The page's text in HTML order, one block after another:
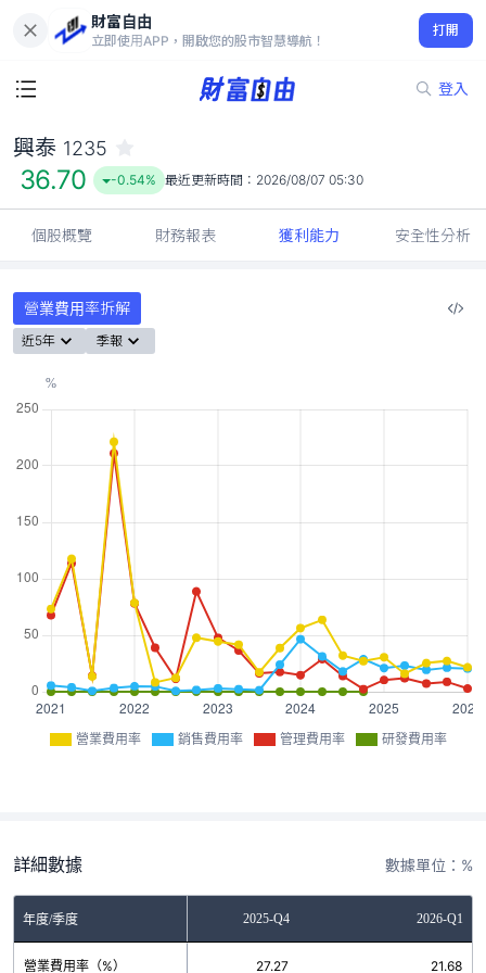
財富自由
立即使用APP，開啟您的股市智慧導航！
打開
登入
36.70
-0.54%
興泰 1235
36.70 -0.54% 最近更新時間： 2026/08/07 05:30
個股概覽 財務報表 獲利能力 安全性分析
營業費用率拆解
近5年 季報
營業費用率 銷售費用率 管理費用率 研發費用率
詳細數據 數據單位：%
年度/季度2025-Q3 2025-Q4 2026-Q1
營業費用率（%）
25.40 27.27 21.68